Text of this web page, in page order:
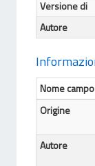
Versione di
Autore
Nome campo
Origine
Autore